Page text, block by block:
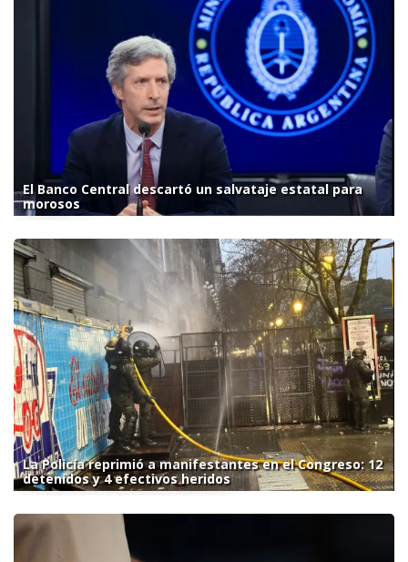
El Banco Central descartó un salvataje estatal para
morosos
La Policía reprimió a manifestantes en el Congreso: 12
detenidos y 4 efectivos heridos